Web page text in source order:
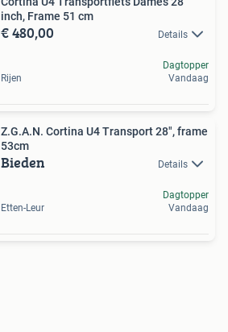
inch, Frame 51 cm
€ 480,00 Details
Rijen
Dagtopper
Vandaag
Z.G.A.N. Cortina U4 Transport 28", frame
53cm
Bieden Details
Etten-Leur
Dagtopper
Vandaag